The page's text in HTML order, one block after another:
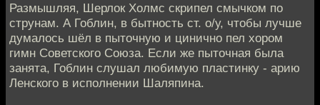
Размышляя, Шерлок Холмс скрипел смычком по
струнам. А Гоблин, в бытность ст. о/у, чтобы лучше
думалось шёл в пыточную и цинично пел хором
гимн Советского Союза. Если же пыточная была
занята, Гоблин слушал любимую пластинку - арию
Ленского в исполнении Шаляпина.